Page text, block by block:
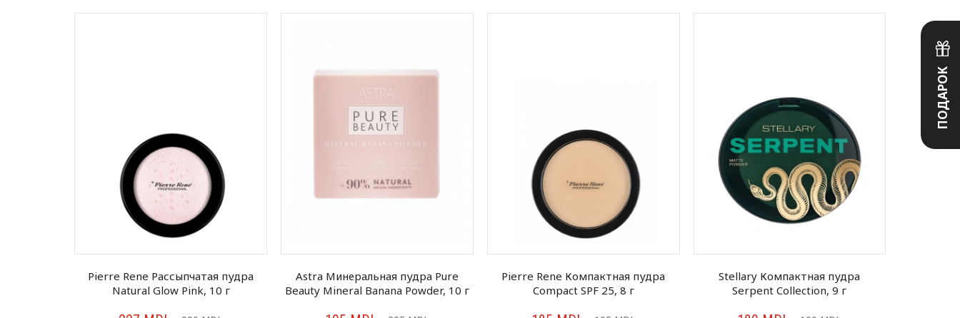
Pierre Rene Рассыпчатая пудра
Natural Glow Pink, 10 г
Astra Минеральная пудра Pure
Beauty Mineral Banana Powder, 10 г
Pierre Rene Компактная пудра
Compact SPF 25, 8 г
Stellary Компактная пудра
Serpent Collection, 9 г
ПОДАРОК